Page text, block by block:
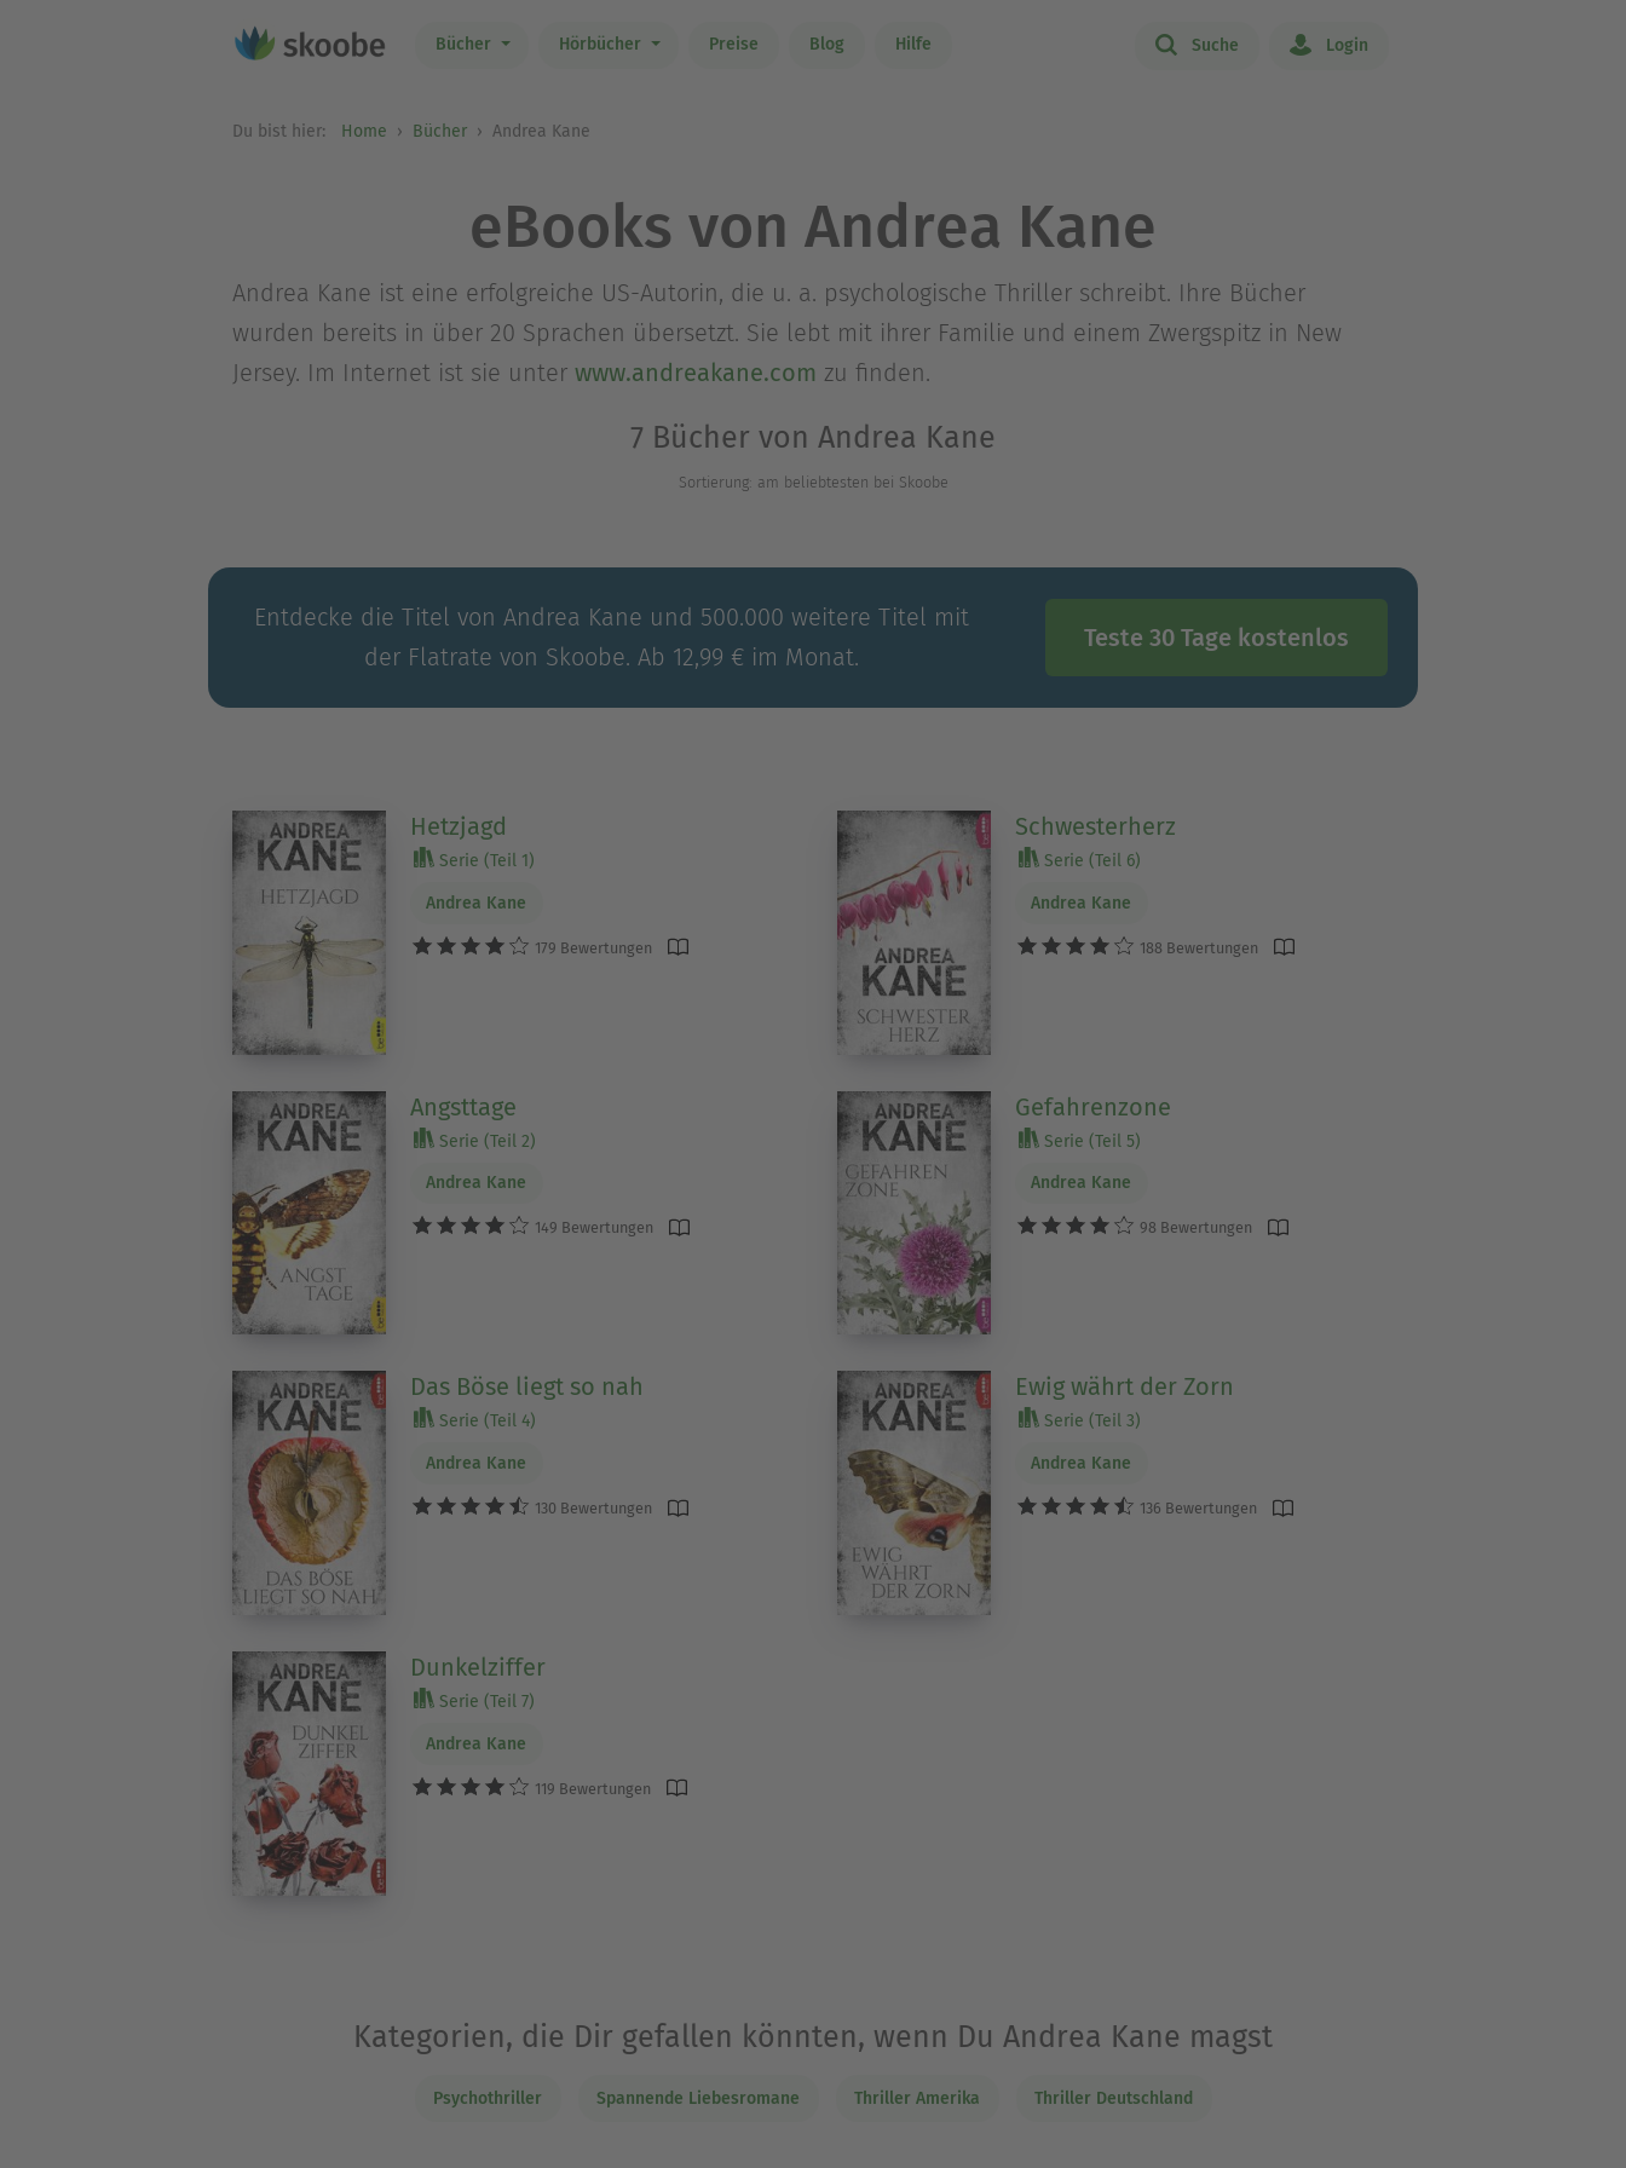
Bücher Hörbücher Preise Blog Hilfe Suche Login
Du bist hier: Home Bücher Andrea Kane
eBooks von Andrea Kane
Andrea Kane ist eine erfolgreiche US-Autorin, die u. a. psychologische Thriller schreibt. Ihre Bücher
wurden bereits in über 20 Sprachen übersetzt. Sie lebt mit ihrer Familie und einem Zwergspitz in New
Jersey. Im Internet ist sie unter www.andreakane.com zu finden.
7 Bücher von Andrea Kane
Sortierung: am beliebtesten bei Skoobe
Entdecke die Titel von Andrea Kane und 500.000 weitere Titel mit
der Flatrate von Skoobe. Ab 12,99 € im Monat.
Teste 30 Tage kostenlos
Hetzjagd
Serie (Teil 1)
Andrea Kane
179 Bewertungen
Schwesterherz
Serie (Teil 6)
Andrea Kane
188 Bewertungen
Angsttage
Serie (Teil 2)
Andrea Kane
149 Bewertungen
Gefahrenzone
Serie (Teil 5)
Andrea Kane
98 Bewertungen
Das Böse liegt so nah
Serie (Teil 4)
Andrea Kane
130 Bewertungen
Ewig währt der Zorn
Serie (Teil 3)
Andrea Kane
136 Bewertungen
Dunkelziffer
Serie (Teil 7)
Andrea Kane
119 Bewertungen
Kategorien, die Dir gefallen könnten, wenn Du Andrea Kane magst
Psychothriller Spannende Liebesromane Thriller Amerika Thriller Deutschland